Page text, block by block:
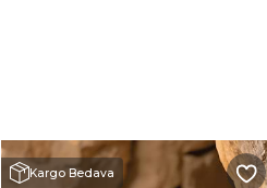
Kargo Bedava